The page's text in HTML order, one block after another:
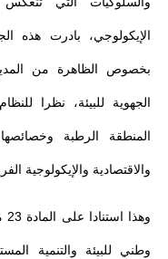
الإيكولوجي، بادرت هذه
بخصوص الظاهرة من
الجهوية للبيئة، نظرا
المنطقة الرطبة
والاقتصادية والإيكولوجية
وطني للبيئة والتنمية